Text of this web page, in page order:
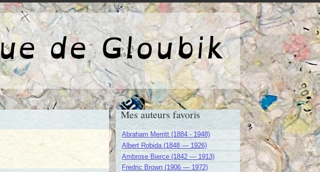
La bibliothèque de Gloubik
Mes auteurs favoris
Abraham Merritt (1884 - 1948)
Albert Robida (1848 — 1926)
Ambrose Bierce (1842 — 1913)
Fredric Brown (1906 — 1972)